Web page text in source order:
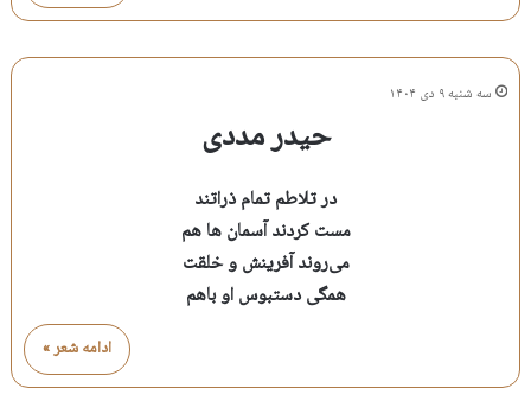
سه شنبه ۹ دی ۱۴۰۴
حیدر مددی
در تلاطم تمام ذراتند
مست کردند آسمان ها هم
می‌روند آفرینش و خلقت
همگی دستبوس او باهم
ادامه شعر »